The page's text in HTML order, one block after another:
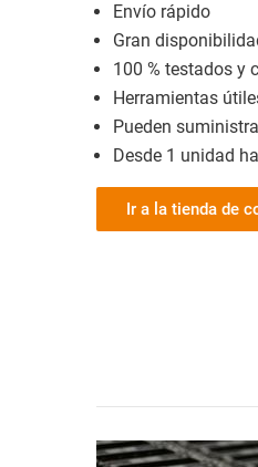
Envío rápido
Gran
100 % testados y
Herramientas
Pueden
Desde 1 unidad
Ir a la tienda de